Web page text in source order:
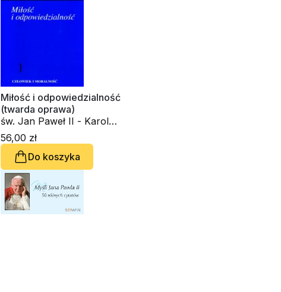
Miłość i odpowiedzialność
(twarda oprawa)
św. Jan Paweł II - Karol
Wojtyła
56,00 zł
Do koszyka